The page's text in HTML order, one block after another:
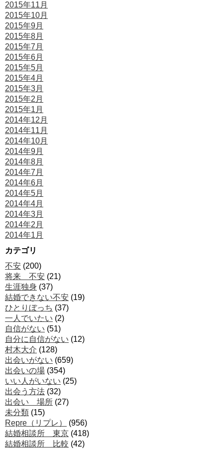
2015年11月
2015年10月
2015年9月
2015年8月
2015年7月
2015年6月
2015年5月
2015年4月
2015年3月
2015年2月
2015年1月
2014年12月
2014年11月
2014年10月
2014年9月
2014年8月
2014年7月
2014年6月
2014年5月
2014年4月
2014年3月
2014年2月
2014年1月
カテゴリ
不安 (200)
将来 不安 (21)
生涯独身 (37)
結婚できない不安 (19)
ひとりぼっち (37)
一人でいたい (2)
自信がない (51)
自分に自信がない (12)
村木大介 (128)
出会いがない (659)
出会いの場 (354)
いい人がいない (25)
出会う方法 (32)
出会い 場所 (27)
未分類 (15)
Repre（リプレ）
(956)
結婚相談所 東京 (418)
結婚相談所 比較 (42)